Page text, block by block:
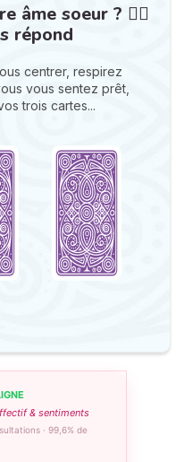
âme soeur ? ❤️‍🔥
répond
centrer, respirez
vous sentez prêt,
trois cartes...
& sentiments
· 99,6% de